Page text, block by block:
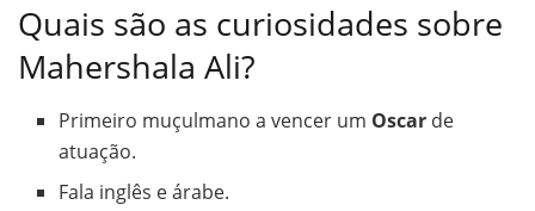
Quais são as curiosidades sobre
Mahershala Ali?
Primeiro muçulmano a vencer um Oscar de
atuação.
Fala inglês e árabe.